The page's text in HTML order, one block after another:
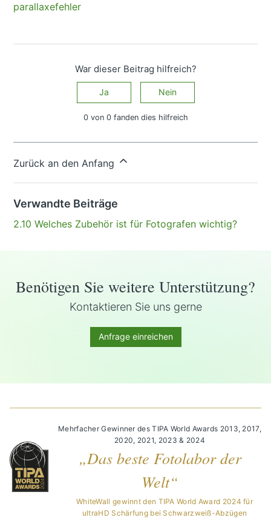
parallaxefehler
War dieser Beitrag hilfreich?
Ja Nein
0 von 0 fanden dies hilfreich
Zurück an den Anfang
Verwandte Beiträge
2.10 Welches Zubehör ist für Fotografen wichtig?
Benötigen Sie weitere Unterstützung?
Kontaktieren Sie uns gerne
Anfrage einreichen
Mehrfacher Gewinner des TIPA World Awards 2013, 2017,
2020, 2021, 2023 & 2024
„Das beste Fotolabor der
Welt“
WhiteWall gewinnt den TIPA World Award 2024 für
ultraHD Schärfung bei Schwarzweiß-Abzügen